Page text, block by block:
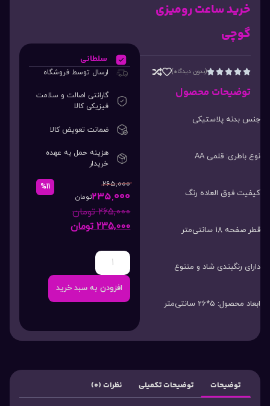
خرید ساعت رومیزی
گوچی




(بدون دیدگاه)
توضیحات محصول
جنس بدنه پلاستیکی
نوع باطری: قلمی AA
کیفیت فوق العاده رنگ
قطر صفحه 18 سانتی‌متر
دارای رنگبندی شاد و متنوع
ابعاد محصول: 5*26 سانتی‌متر
سلطانی
ارسال توسط فروشگاه
گارانتی اصالت و سلامت
فیزیکی کالا
ضمانت تعویض کالا
هزینه حمل به عهده
خریدار
265,000
235,000تومان
%11
265,000 تومان
235,000 تومان
افزودن به سبد خرید
توضیحات توضیحات تکمیلی نظرات (0)